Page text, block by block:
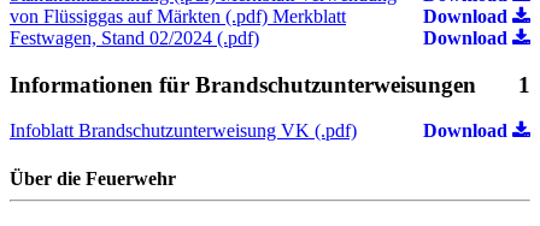
von Flüssiggas auf Märkten (.pdf)
Download
Merkblatt
Festwagen, Stand 02/2024 (.pdf)
Download
Informationen für Brandschutzunterweisungen 1
Infoblatt Brandschutzunterweisung VK (.pdf) Download
Über die Feuerwehr